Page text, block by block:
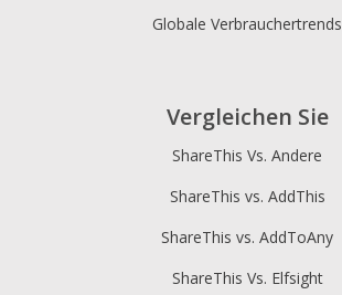
Globale Verbrauchertrends
Vergleichen Sie
ShareThis Vs. Andere
ShareThis vs. AddThis
ShareThis vs. AddToAny
ShareThis Vs. Elfsight